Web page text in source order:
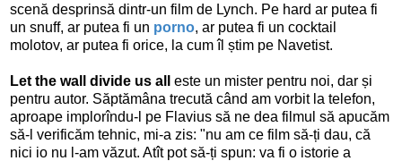
scenă desprinsă dintr-un film de Lynch. Pe hard ar putea fi
un snuff, ar putea fi un porno, ar putea fi un cocktail
molotov, ar putea fi orice, la cum îl știm pe Navetist.
Let the wall divide us all
este un mister pentru noi, dar și
pentru autor. Săptămâna trecută când am vorbit la telefon,
aproape implorîndu-l pe Flavius să ne dea filmul să apucăm
să-l verificăm tehnic, mi-a zis: "nu am ce film să-ți dau, că
nici io nu l-am văzut. Atît pot să-ți spun: va fi o istorie a